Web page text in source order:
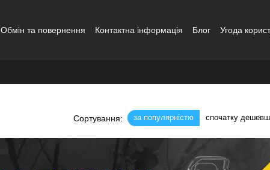
Обмін та повернення Контактна інформація Блог Угода
Сортування: за популярністю спочатку